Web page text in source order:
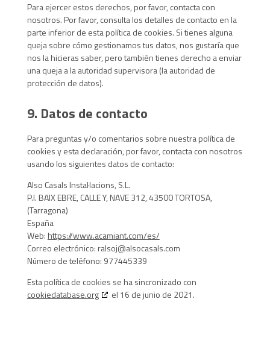
Para ejercer estos derechos, por favor, contacta con
nosotros. Por favor, consulta los detalles de contacto en la
parte inferior de esta política de cookies. Si tienes alguna
queja sobre cómo gestionamos tus datos, nos gustaría que
nos la hicieras saber, pero también tienes derecho a enviar
una queja a la autoridad supervisora (la autoridad de
protección de datos).
9. Datos de contacto
Para preguntas y/o comentarios sobre nuestra política de
cookies y esta declaración, por favor, contacta con nosotros
usando los siguientes datos de contacto:
Also Casals Instal·lacions, S.L.
P.I. BAIX EBRE, CALLE Y, NAVE 312, 43500 TORTOSA,
(Tarragona)
España
Web: https://www.acamiant.com/es/
Correo electrónico: ralsoj@alsocasals.com
Número de teléfono: 977445339
Esta política de cookies se ha sincronizado con
cookiedatabase.org
el 16 de junio de 2021.